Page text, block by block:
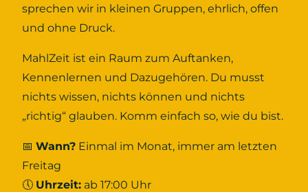
sprechen wir in kleinen Gruppen, ehrlich, offen
und ohne Druck.
MahlZeit ist ein Raum zum Auftanken,
Kennenlernen und Dazugehören. Du musst
nichts wissen, nichts können und nichts
„richtig“ glauben. Komm einfach so, wie du bist.
📅 Wann? Einmal im Monat, immer am letzten
Freitag
🕔 Uhrzeit: ab 17:00 Uhr